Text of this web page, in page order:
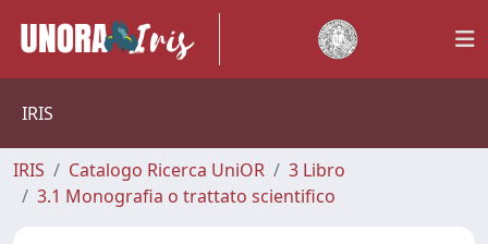
IRIS
IRIS Catalogo Ricerca UniOR
3 Libro
3.1 Monografia o trattato scientifico